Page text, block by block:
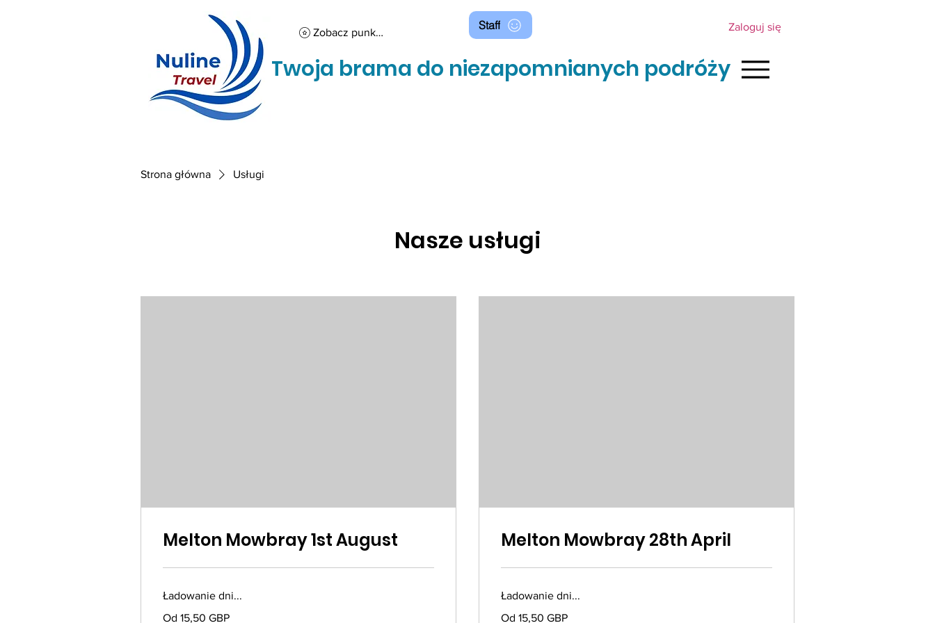
Staff Zaloguj się
Twoja brama do niezapomnianych podróży
Zobacz punkty
Strona główna Usługi
Nasze usługi
Melton Mowbray 1st August
Ładowanie dni...
15,50
Od 15,50 GBP
Melton Mowbray 28th April
Ładowanie dni...
15,50
Od 15,50 GBP